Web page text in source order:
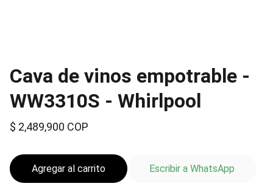
Cava de vinos empotrable -
WW3310S - Whirlpool
$ 2,489,900 COP
Agregar al carrito Escribir a WhatsApp